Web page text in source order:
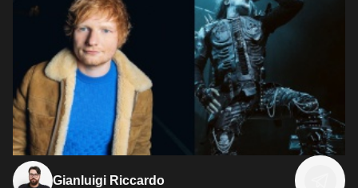
Gianluigi Riccardo